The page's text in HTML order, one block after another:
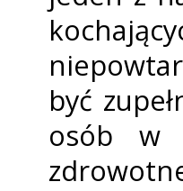
być
osób w